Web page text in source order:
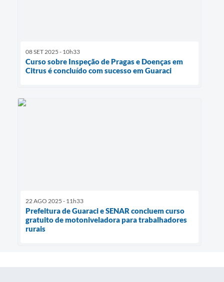
08 SET 2025 - 10h33
Curso sobre Inspeção de Pragas e Doenças em
Citrus é concluído com sucesso em Guaraci
22 AGO 2025 - 11h33
Prefeitura de Guaraci e SENAR concluem curso
gratuito de motoniveladora para trabalhadores
rurais